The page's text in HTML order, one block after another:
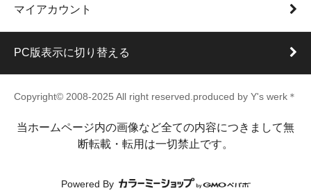
マイアカウント
PC版表示に切り替える
Copyright© 2008-2025 All right reserved.produced by Y's werk＊
当ホームページ内の画像など全ての内容につきまして無
断転載・転用は一切禁止です。
Powered By